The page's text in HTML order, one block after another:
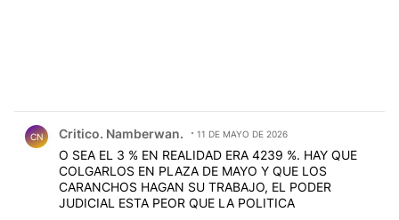
CN Critico. Namberwan. 11 DE MAYO DE 2026
O SEA EL 3 % EN REALIDAD ERA 4239 %. HAY QUE
COLGARLOS EN PLAZA DE MAYO Y QUE LOS
CARANCHOS HAGAN SU TRABAJO, EL PODER
JUDICIAL ESTA PEOR QUE LA POLITICA